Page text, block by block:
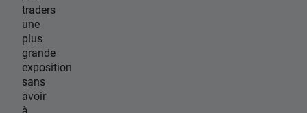
traders
une
plus
grande
exposition
sans
avoir
à